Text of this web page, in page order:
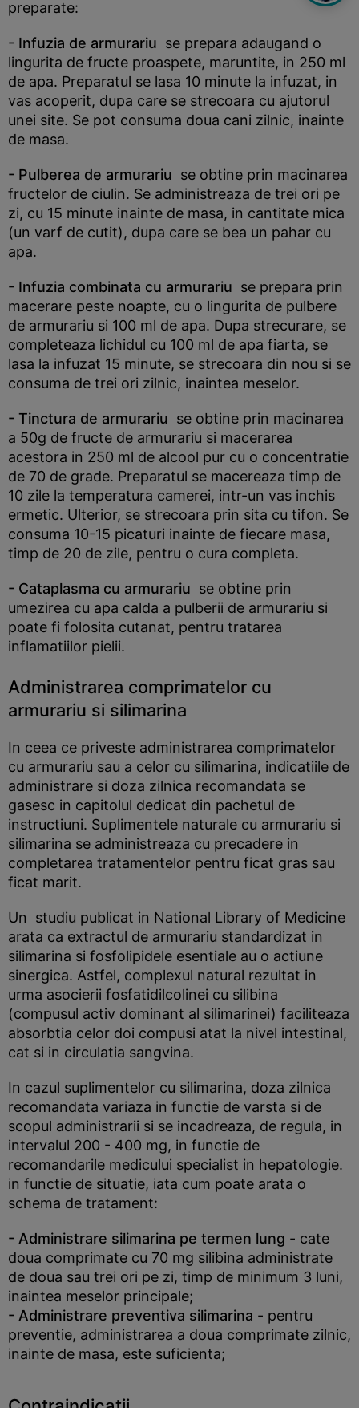
preparate:
- Infuzia de armurariu se prepara adaugand o
lingurita de fructe proaspete, maruntite, in 250 ml
de apa. Preparatul se lasa 10 minute la infuzat, in
vas acoperit, dupa care se strecoara cu ajutorul
unei site. Se pot consuma doua cani zilnic, inainte
de masa.
- Pulberea de armurariu se obtine prin macinarea
fructelor de ciulin. Se administreaza de trei ori pe
zi, cu 15 minute inainte de masa, in cantitate mica
(un varf de cutit), dupa care se bea un pahar cu
apa.
- Infuzia combinata cu armurariu se prepara prin
macerare peste noapte, cu o lingurita de pulbere
de armurariu si 100 ml de apa. Dupa strecurare, se
completeaza lichidul cu 100 ml de apa fiarta, se
lasa la infuzat 15 minute, se strecoara din nou si se
consuma de trei ori zilnic, inaintea meselor.
- Tinctura de armurariu se obtine prin macinarea
a 50g de fructe de armurariu si macerarea
acestora in 250 ml de alcool pur cu o concentratie
de 70 de grade. Preparatul se macereaza timp de
10 zile la temperatura camerei, intr-un vas inchis
ermetic. Ulterior, se strecoara prin sita cu tifon. Se
consuma 10-15 picaturi inainte de fiecare masa,
timp de 20 de zile, pentru o cura completa.
- Cataplasma cu armurariu se obtine prin
umezirea cu apa calda a pulberii de armurariu si
poate fi folosita cutanat, pentru tratarea
inflamatiilor pielii.
Administrarea comprimatelor cu
armurariu si silimarina
In ceea ce priveste administrarea comprimatelor
cu armurariu sau a celor cu silimarina, indicatiile de
administrare si doza zilnica recomandata se
gasesc in capitolul dedicat din pachetul de
instructiuni. Suplimentele naturale cu armurariu si
silimarina se administreaza cu precadere in
completarea tratamentelor pentru ficat gras sau
ficat marit.
Un studiu publicat in National Library of Medicine
arata ca extractul de armurariu standardizat in
silimarina si fosfolipidele esentiale au o actiune
sinergica. Astfel, complexul natural rezultat in
urma asocierii fosfatidilcolinei cu silibina
(compusul activ dominant al silimarinei) faciliteaza
absorbtia celor doi compusi atat la nivel intestinal,
cat si in circulatia sangvina.
In cazul suplimentelor cu silimarina, doza zilnica
recomandata variaza in functie de varsta si de
scopul administrarii si se incadreaza, de regula, in
intervalul 200 - 400 mg, in functie de
recomandarile medicului specialist in hepatologie.
in functie de situatie, iata cum poate arata o
schema de tratament:
- Administrare silimarina pe termen lung - cate
doua comprimate cu 70 mg silibina administrate
de doua sau trei ori pe zi, timp de minimum 3 luni,
inaintea meselor principale;
- Administrare preventiva silimarina - pentru
preventie, administrarea a doua comprimate zilnic,
inainte de masa, este suficienta;